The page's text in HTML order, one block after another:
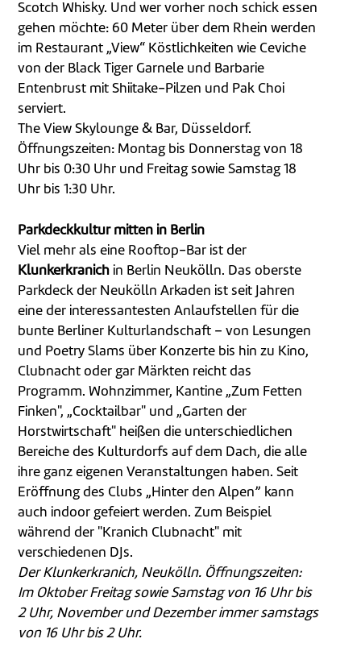
Scotch Whisky. Und wer vorher noch schick essen
gehen möchte: 60 Meter über dem Rhein werden
im Restaurant „View“ Köstlichkeiten wie Ceviche
von der Black Tiger Garnele und Barbarie
Entenbrust mit Shiitake-Pilzen und Pak Choi
serviert.
The View Skylounge & Bar, Düsseldorf.
Öffnungszeiten: Montag bis Donnerstag von 18
Uhr bis 0:30 Uhr und Freitag sowie Samstag 18
Uhr bis 1:30 Uhr.
Parkdeckkultur mitten in Berlin
Viel mehr als eine Rooftop-Bar ist der
Klunkerkranich in Berlin Neukölln. Das oberste
Parkdeck der Neukölln Arkaden ist seit Jahren
eine der interessantesten Anlaufstellen für die
bunte Berliner Kulturlandschaft – von Lesungen
und Poetry Slams über Konzerte bis hin zu Kino,
Clubnacht oder gar Märkten reicht das
Programm. Wohnzimmer, Kantine „Zum Fetten
Finken", „Cocktailbar" und „Garten der
Horstwirtschaft" heißen die unterschiedlichen
Bereiche des Kulturdorfs auf dem Dach, die alle
ihre ganz eigenen Veranstaltungen haben. Seit
Eröffnung des Clubs „Hinter den Alpen” kann
auch indoor gefeiert werden. Zum Beispiel
während der "Kranich Clubnacht" mit
verschiedenen DJs.
Der Klunkerkranich, Neukölln. Öffnungszeiten:
Im Oktober Freitag sowie Samstag von 16 Uhr bis
2 Uhr, November und Dezember immer samstags
von 16 Uhr bis 2 Uhr.